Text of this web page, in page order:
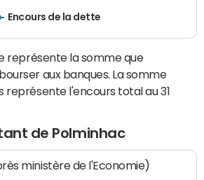
Encours de la dette
représente la somme que
aux banques. La somme
représente l'encours total au 31
de Polminhac
ministère de l'Economie)